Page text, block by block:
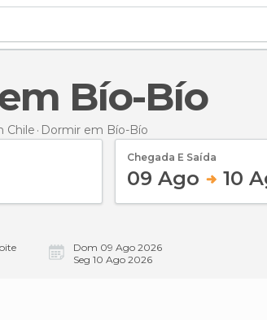
em Bío-Bío
Chile Dormir em Bío-Bío
Chegada E Saída
09 Ago 10
Dom 09 Ago 2026
Seg 10 Ago 2026